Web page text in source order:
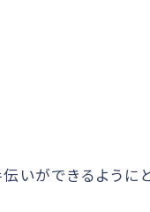
いができるように